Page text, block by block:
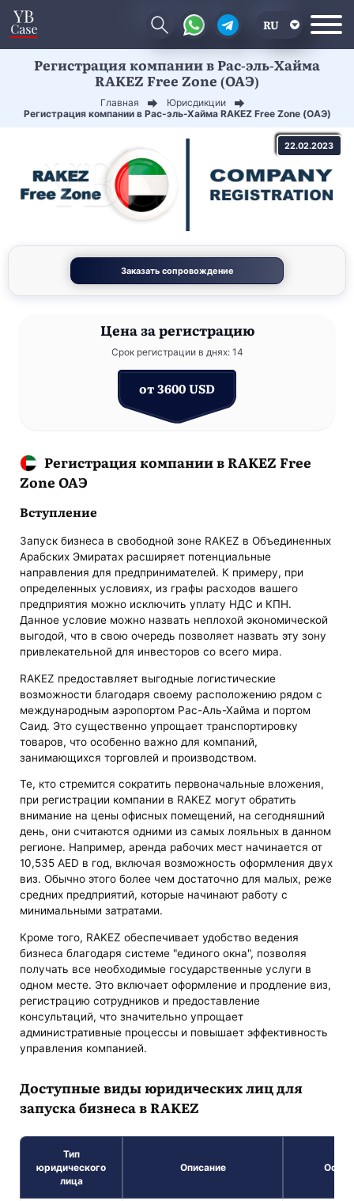
RU
EN
Регистрация компании в Рас-эль-Хайма
RAKEZ Free Zone (ОАЭ)
Главная
Юрисдикции
Регистрация компании в Рас-эль-Хайма RAKEZ Free Zone (ОАЭ)
22.02.2023
Заказать сопровождение
Ценаза регистрацию
Срок регистрации в днях: 14
от 3600 USD
Регистрация компании в RAKEZ Free
Zone ОАЭ
Вступление
Запуск бизнеса в свободной зоне RAKEZ в Объединенных
Арабских Эмиратах расширяет потенциальные
направления для предпринимателей. К примеру, при
определенных условиях, из графы расходов вашего
предприятия можно исключить уплату НДС и КПН.
Данное условие можно назвать неплохой экономической
выгодой, что в свою очередь позволяет назвать эту зону
привлекательной для инвесторов со всего мира.
RAKEZ предоставляет выгодные логистические
возможности благодаря своему расположению рядом с
международным аэропортом Рас-Аль-Хайма и портом
Саид. Это существенно упрощает транспортировку
товаров, что особенно важно для компаний,
занимающихся торговлей и производством.
Те, кто стремится сократить первоначальные вложения,
при регистрации компании в RAKEZ могут обратить
внимание на цены офисных помещений, на сегодняшний
день, они считаются одними из самых лояльных в данном
регионе. Например, аренда рабочих мест начинается от
10,535 AED в год, включая возможность оформления двух
виз. Обычно этого более чем достаточно для малых, реже
средних предприятий, которые начинают работу с
минимальными затратами.
Кроме того, RAKEZ обеспечивает удобство ведения
бизнеса благодаря системе "единого окна", позволяя
получать все необходимые государственные услуги в
одном месте. Это включает оформление и продление виз,
регистрацию сотрудников и предоставление
консультаций, что значительно упрощает
административные процессы и повышает эффективность
управления компанией.
Доступные виды юридических лиц для
запуска бизнеса в RAKEZ
Тип
юридического
лица
Описание